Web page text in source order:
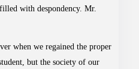
with despondency. Mr.
when we regained the proper
but the society of our